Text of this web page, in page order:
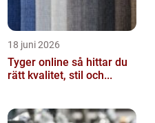
18 juni 2026
Tyger online så hittar du
rätt kvalitet, stil och...